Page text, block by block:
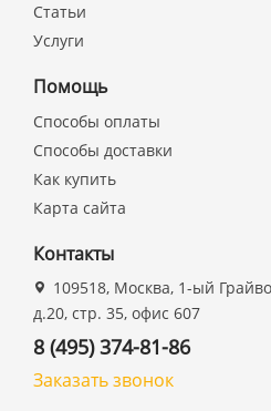
Статьи
Услуги
Помощь
Способы оплаты
Способы доставки
Как купить
Карта сайта
Контакты
109518, Москва, 1-ый
д.20, стр. 35, офис 607
8 (495) 374-81-86
Заказать звонок